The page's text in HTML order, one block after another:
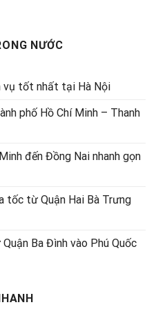
NƯỚC
vụ tốt nhất tại Hà Nội
phố Hồ Chí Minh – Thanh
đến Đồng Nai nhanh gọn
tốc từ Quận Hai Bà Trưng
Ba Đình vào Phú Quốc